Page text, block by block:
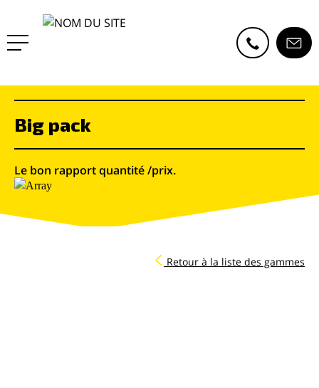
Big pack
Le bon rapport quantité /prix.
Retour à la liste des gammes